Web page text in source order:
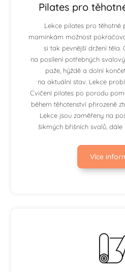
Pilates pro
Lekce pilates pro těhotné
maminkám možnost
si tak pevnější držení těla.
na posílení potřebných
paže, hýždě a dolní
na aktuální stav. Lekce
Cvičení pilates po porodu
během těhotenství přirozeně
Lekce jsou zaměřeny na
šikmých břišních svalů,
Více